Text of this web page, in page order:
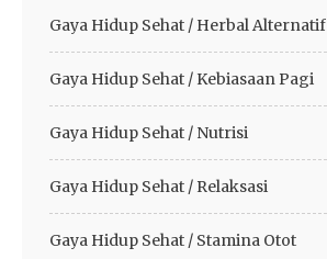
Gaya Hidup Sehat / Herbal Alternatif
Gaya Hidup Sehat / Kebiasaan Pagi
Gaya Hidup Sehat / Nutrisi
Gaya Hidup Sehat / Relaksasi
Gaya Hidup Sehat / Stamina Otot